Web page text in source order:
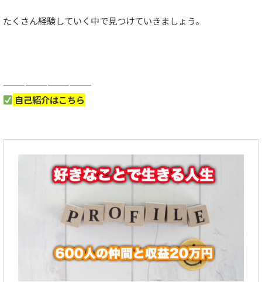
たくさん経験していく中で見つけていきましょう。
————————————
自己紹介はこちら